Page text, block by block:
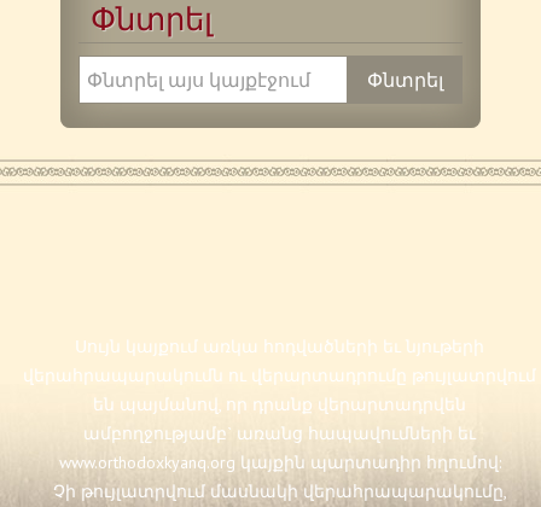
Փնտրել
Սույն կայքում առկա հոդվածների եւ նյութերի
վերահրապարակումն ու վերարտադրումը թույլատրվում
են պայմանով, որ դրանք վերարտադրվեն
ամբողջությամբ` առանց հապավումների եւ
www.orthodoxkyanq.org կայքին պարտադիր հղումով:
Չի թույլատրվում մասնակի վերահրապարակումը,